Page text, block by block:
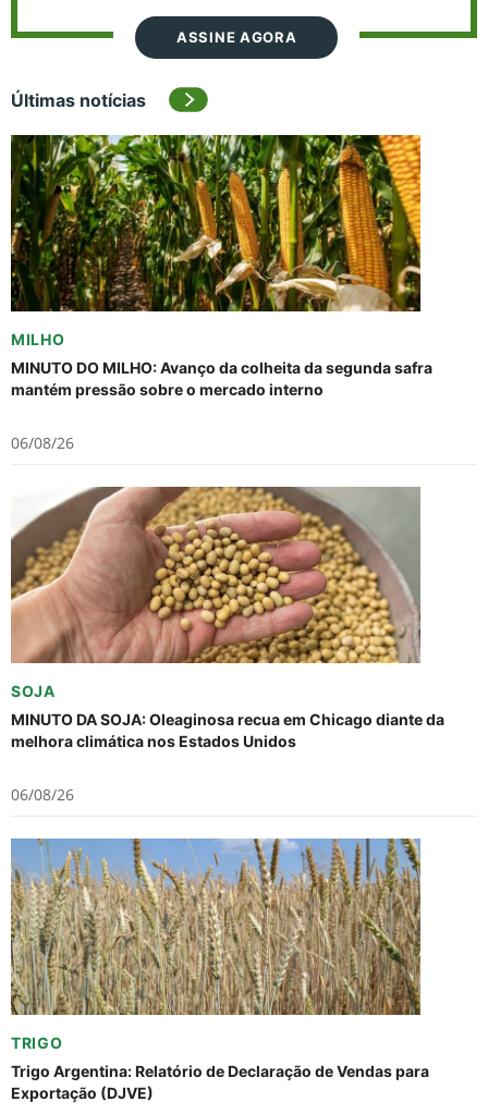
ASSINE AGORA
Últimas notícias
MILHO
MINUTO DO MILHO: Avanço da colheita da segunda safra
mantém pressão sobre o mercado interno
06/08/26
SOJA
MINUTO DA SOJA: Oleaginosa recua em Chicago diante da
melhora climática nos Estados Unidos
06/08/26
TRIGO
Trigo Argentina: Relatório de Declaração de Vendas para
Exportação (DJVE)